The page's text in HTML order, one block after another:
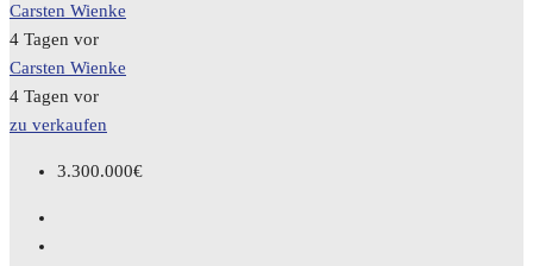
Carsten Wienke
4 Tagen vor
Carsten Wienke
4 Tagen vor
zu verkaufen
3.300.000€